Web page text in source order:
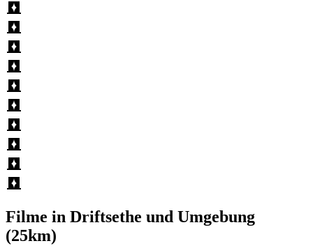
Filme in Driftsethe und Umgebung
(25km)